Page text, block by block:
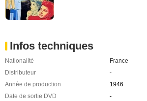
Infos techniques
Nationalité
France
Distributeur
-
Année de production
1946
Date de sortie DVD
-